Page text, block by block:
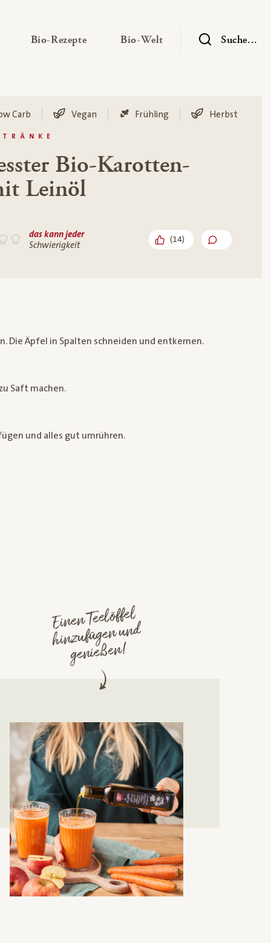
Untermenü ausklappen
Bio-Rezepte— Untermenü ausklappen
Bio-Welt — UntermenüSuche...
Carb Vegan Frühling Herbst
Bio-Karotten-
Leinöl
das kann jeder
Schwierigkeit
(14)
Die Äpfel in Spalten schneiden und entkernen.
Saft machen.
und alles gut umrühren.
Einen Teelöffel
hinzufügen und
genießen!